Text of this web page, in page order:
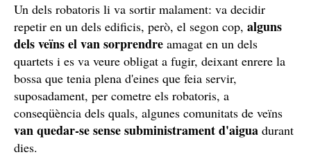
Un dels robatoris li va sortir malament: va decidir
repetir en un dels edificis, però, el segon cop, alguns
dels veïns el van sorprendre amagat en un dels
quartets i es va veure obligat a fugir, deixant enrere la
bossa que tenia plena d'eines que feia servir,
suposadament, per cometre els robatoris, a
conseqüència dels quals, algunes comunitats de veïns
van quedar-se sense subministrament d'aigua durant
dies.